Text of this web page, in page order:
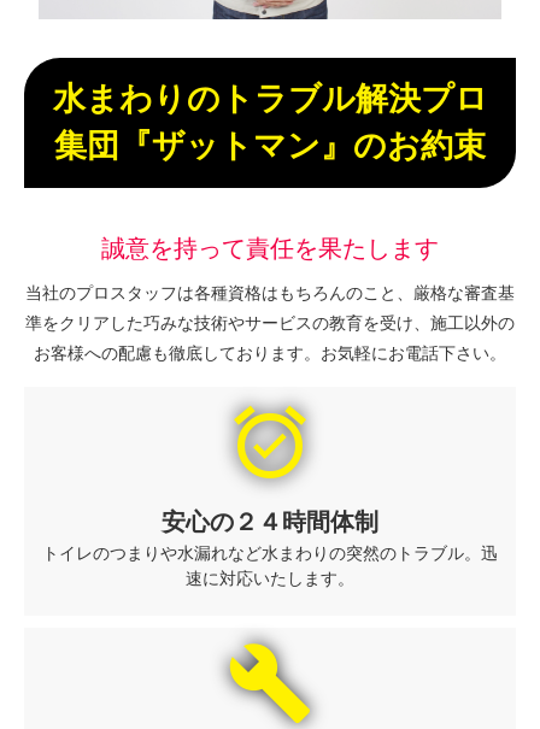
水まわりのトラブル解決プロ
集団『ザットマン』のお約束
誠意を持って責任を果たします
当社のプロスタッフは各種資格はもちろんのこと、厳格な審査基
準をクリアした巧みな技術やサービスの教育を受け、施工以外の
お客様への配慮も徹底しております。お気軽にお電話下さい。
alarm_on
安心の２４時間体制
トイレのつまりや水漏れなど水まわりの突然のトラブル。迅
速に対応いたします。
build